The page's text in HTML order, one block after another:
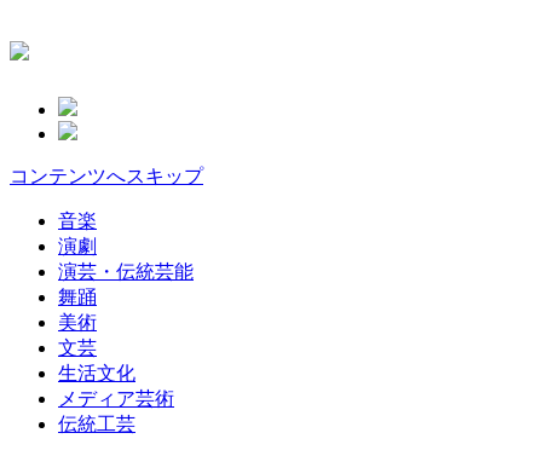
コンテンツへスキップ
音楽
演劇
演芸・伝統芸能
舞踊
美術
文芸
生活文化
メディア芸術
伝統工芸